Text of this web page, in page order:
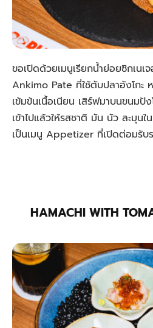
ขอเปิดด้วยเมนูเรียกน้ำย่อยซิกเนเ
Ankimo Pate ที่ใช้ตับปลาอังโกะ
เข้มข้นเนื้อเนียน เสิร์ฟมาบนขนมปั
เข้าไปแล้วให้รสชาติ มัน นัว ละมุน
เป็นเมนู Appetizer ที่เปิดต่อมรับ
HAMACHI WITH